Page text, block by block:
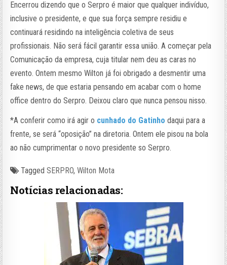
Encerrou dizendo que o Serpro é maior que qualquer indivíduo,
inclusive o presidente, e que sua força sempre residiu e
continuará residindo na inteligência coletiva de seus
profissionais. Não será fácil garantir essa união. A começar pela
Comunicação da empresa, cuja titular nem deu as caras no
evento. Ontem mesmo Wilton já foi obrigado a desmentir uma
fake news, de que estaria pensando em acabar com o home
office dentro do Serpro. Deixou claro que nunca pensou nisso.
*A conferir como irá agir o cunhado do Gatinho daqui para a
frente, se será “oposição” na diretoria. Ontem ele pisou na bola
ao não cumprimentar o novo presidente so Serpro.
TaggedSERPRO,Wilton Mota
Notícias relacionadas: